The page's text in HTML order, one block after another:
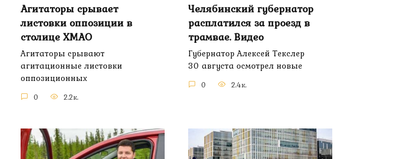
Агитаторы срывает
листовки оппозиции в
столице ХМАО
Агитаторы срывают
агитационные листовки
оппозиционных
0 2.2к.
Челябинский губернатор
расплатился за проезд в
трамвае. Видео
Губернатор Алексей Текслер
30 августа осмотрел новые
0 2.4к.